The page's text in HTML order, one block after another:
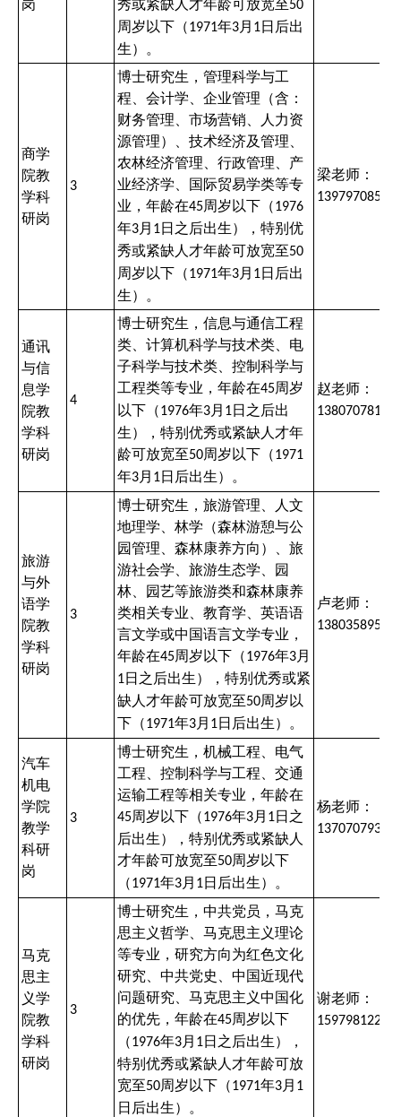
岗 秀或紧缺人才年龄可放宽至50
周岁以下（1971年3月 1日后出
生）。
商学
院教
学科
研岗
3
博士研究生，管理科学与工
程、会计学、企业管理（含：
财务管理、市场营销、人力资
源管理）、技术经济及管理、
农林经济管理、行政管理、产
业经济学、国际贸易学类等专
业，年龄在45周岁以下（1976
年3月 1日之后出生），特别优
秀或紧缺人才年龄可放宽至50
周岁以下（1971年3月 1日后出
生）。
梁老师：
13979708598
通讯
与信
息学
院教
学科
研岗
4
博士研究生，信息与通信工程
类、计算机科学与技术类、电
子科学与技术类、控制科学与
工程类等专业，年龄在45周岁
以下（1976年3月 1日之后出
生），特别优秀或紧缺人才年
龄可放宽至50周岁以下（1971
年3月 1日后出生）。
赵老师：
13807078125
旅游
与外
语学
院教
学科
研岗
3
博士研究生，旅游管理、人文
地理学、林学（森林游憩与公
园管理、森林康养方向）、旅
游社会学、旅游生态学、园
林、园艺等旅游类和森林康养
类相关专业、教育学、英语语
言文学或中国语言文学专业，
年龄在45周岁以下（1976年3月
1日之后出生），特别优秀或紧
缺人才年龄可放宽至50周岁以
下（1971年3月 1日后出生）。
卢老师：
13803589511
汽车
机电
学院
教学
科研
岗
3
博士研究生，机械工程、电气
工程、控制科学与工程、交通
运输工程等相关专业，年龄在
45周岁以下（1976年3月 1日之
后出生），特别优秀或紧缺人
才年龄可放宽至50周岁以下
（1971年3月 1日后出生）。
杨老师：
13707079354
马克
思主
义学
院教
学科
研岗
3
博士研究生，中共党员，马克
思主义哲学、马克思主义理论
等专业，研究方向为红色文化
研究、中共党史、中国近现代
问题研究、马克思主义中国化
的优先，年龄在45周岁以下
（1976年3月 1日之后出生），
特别优秀或紧缺人才年龄可放
宽至50周岁以下（1971年3月 1
日后出生）。
谢老师：
15979812221